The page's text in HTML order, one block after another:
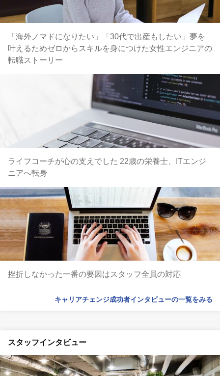
「海外ノマドになりたい」「30代で出産もしたい」夢を
叶えるためゼロからスキルを身につけた女性エンジニアの
転職ストーリー
ライフコーチが心の支えでした 22歳の栄養士、ITエンジ
ニアへ転身
挫折しなかった一番の要因はスタッフ全員の対応
キャリアチェンジ成功者インタビューの一覧をみる
スタッフインタビュー